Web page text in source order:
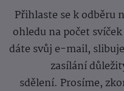
Přihlaste se k odběru
ohledu na počet
dáte svůj e-mail,
zasílání
sdělení. Prosíme,